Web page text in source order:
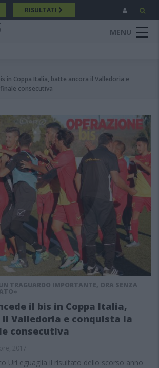
RISULTATI
MENU
in Coppa Italia, batte ancora il Valledoria e
consecutiva
TRAGUARDO IMPORTANTE, ORA SENZA
il bis in Coppa Italia,
Valledoria e conquista la
consecutiva
2017
Uri eguaglia il risultato dello scorso anno